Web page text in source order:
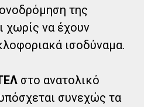
της
χωρίς να έχουν
ισοδύναμα.
στο ανατολικό
συνεχώς τα